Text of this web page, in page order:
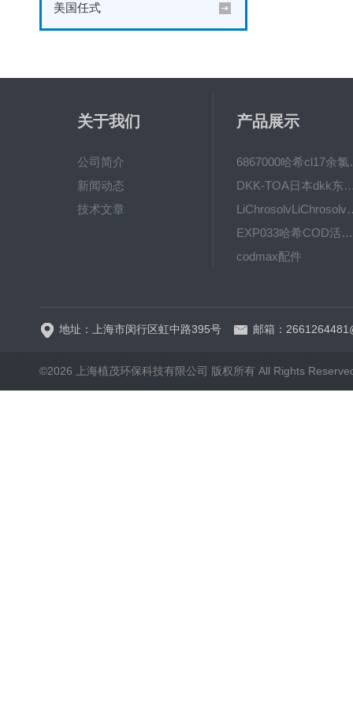
美国任式
关于我们
公司简介
新闻动态
技术文章
产品展示
6867000
DKK-TOA日本dkk东亚电
EXP033哈希COD活塞泵价格 EXP033
codmax配件
地址：上海市闵行区虹中路395号 邮箱：
©2026 上海植茂环保科技有限公司 版权所有 All Rights